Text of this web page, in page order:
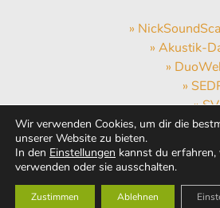
»
» Akustik-
»
»
»
»
Wir verwenden Cookies, um dir die
unserer Website zu bieten.
In den Einstellungen kannst du
verwenden oder sie ausschalten.
Zustimmen Ablehnen